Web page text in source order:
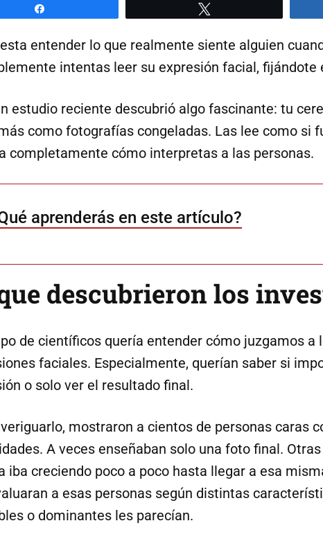
entender lo que realmente siente alguien
intentas leer su expresión facial, fijándote
estudio reciente descubrió algo fascinante: tu
como fotografías congeladas. Las lee como si
completamente cómo interpretas a las personas.
aprenderás en este artículo?
descubrieron los
de científicos quería entender cómo juzgamos a
faciales. Especialmente, querían saber si
o solo ver el resultado final.
mostraron a cientos de personas caras
A veces enseñaban solo una foto final.
iba creciendo poco a poco hasta llegar a esa
a esas personas según distintas
o dominantes les parecían.